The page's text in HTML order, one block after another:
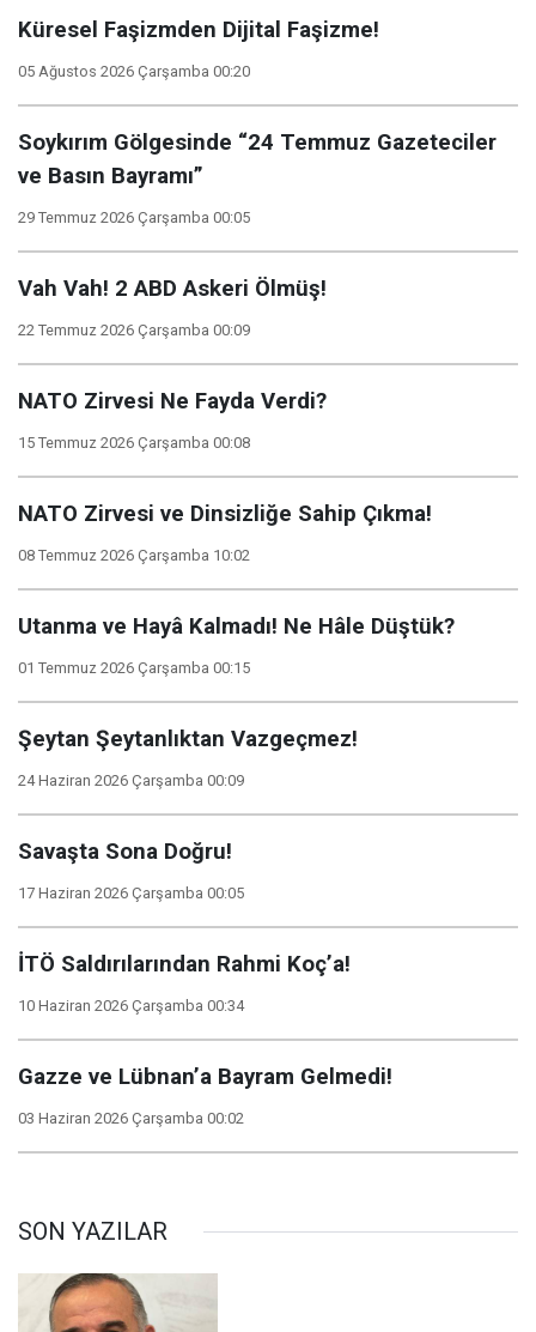
Küresel Faşizmden Dijital Faşizme!
05 Ağustos 2026 Çarşamba 00:20
Soykırım Gölgesinde “24 Temmuz Gazeteciler
ve Basın Bayramı”
29 Temmuz 2026 Çarşamba 00:05
Vah Vah! 2 ABD Askeri Ölmüş!
22 Temmuz 2026 Çarşamba 00:09
NATO Zirvesi Ne Fayda Verdi?
15 Temmuz 2026 Çarşamba 00:08
NATO Zirvesi ve Dinsizliğe Sahip Çıkma!
08 Temmuz 2026 Çarşamba 10:02
Utanma ve Hayâ Kalmadı! Ne Hâle Düştük?
01 Temmuz 2026 Çarşamba 00:15
Şeytan Şeytanlıktan Vazgeçmez!
24 Haziran 2026 Çarşamba 00:09
Savaşta Sona Doğru!
17 Haziran 2026 Çarşamba 00:05
İTÖ Saldırılarından Rahmi Koç’a!
10 Haziran 2026 Çarşamba 00:34
Gazze ve Lübnan’a Bayram Gelmedi!
03 Haziran 2026 Çarşamba 00:02
SON YAZILAR